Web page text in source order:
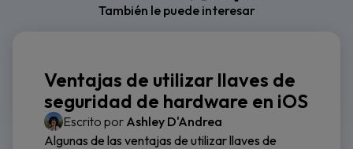
También le puede interesar
Ventajas de utilizar llaves de
seguridad de hardware en iOS
Escrito por Ashley D'Andrea
Algunas de las ventajas de utilizar llaves de